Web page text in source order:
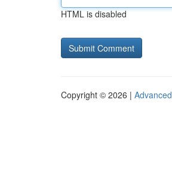
HTML is disabled
Copyright © 2026 |